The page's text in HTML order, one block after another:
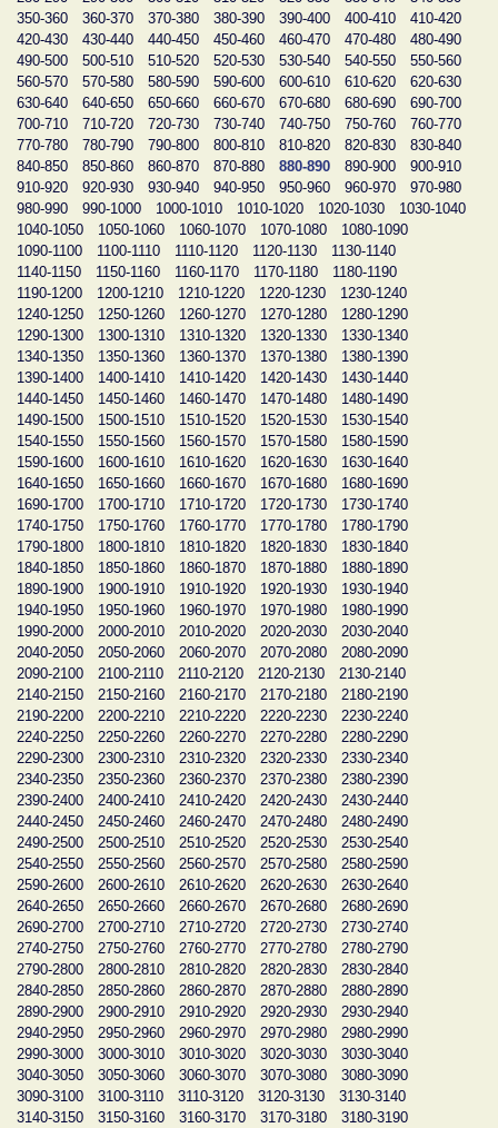
350-360
360-370 370-380 380-390 390-400 400-410
410-420
420-430
430-440 440-450 450-460 460-470 470-480
480-490
490-500
500-510 510-520 520-530 530-540 540-550
550-560
560-570
570-580 580-590 590-600 600-610 610-620
620-630
630-640
640-650 650-660 660-670 670-680 680-690
690-700
700-710
710-720 720-730 730-740 740-750 750-760
760-770
770-780
780-790 790-800 800-810 810-820 820-830
830-840
840-850
850-860 860-870 870-880 880-890 890-900
900-910
910-920
920-930 930-940 940-950 950-960 960-970
970-980
980-990
990-1000 1000-1010 1010-1020 1020-1030
1030-1040
1040-1050
1050-1060 1060-1070 1070-1080
1080-1090
1090-1100
1100-1110 1110-1120 1120-1130
1130-1140
1140-1150
1150-1160 1160-1170 1170-1180
1180-1190
1190-1200
1200-1210 1210-1220 1220-1230
1230-1240
1240-1250
1250-1260 1260-1270 1270-1280
1280-1290
1290-1300
1300-1310 1310-1320 1320-1330
1330-1340
1340-1350
1350-1360 1360-1370 1370-1380
1380-1390
1390-1400
1400-1410 1410-1420 1420-1430
1430-1440
1440-1450
1450-1460 1460-1470 1470-1480
1480-1490
1490-1500
1500-1510 1510-1520 1520-1530
1530-1540
1540-1550
1550-1560 1560-1570 1570-1580
1580-1590
1590-1600
1600-1610 1610-1620 1620-1630
1630-1640
1640-1650
1650-1660 1660-1670 1670-1680
1680-1690
1690-1700
1700-1710 1710-1720 1720-1730
1730-1740
1740-1750
1750-1760 1760-1770 1770-1780
1780-1790
1790-1800
1800-1810 1810-1820 1820-1830
1830-1840
1840-1850
1850-1860 1860-1870 1870-1880
1880-1890
1890-1900
1900-1910 1910-1920 1920-1930
1930-1940
1940-1950
1950-1960 1960-1970 1970-1980
1980-1990
1990-2000
2000-2010 2010-2020 2020-2030
2030-2040
2040-2050
2050-2060 2060-2070 2070-2080
2080-2090
2090-2100
2100-2110 2110-2120 2120-2130
2130-2140
2140-2150
2150-2160 2160-2170 2170-2180
2180-2190
2190-2200
2200-2210 2210-2220 2220-2230
2230-2240
2240-2250
2250-2260 2260-2270 2270-2280
2280-2290
2290-2300
2300-2310 2310-2320 2320-2330
2330-2340
2340-2350
2350-2360 2360-2370 2370-2380
2380-2390
2390-2400
2400-2410 2410-2420 2420-2430
2430-2440
2440-2450
2450-2460 2460-2470 2470-2480
2480-2490
2490-2500
2500-2510 2510-2520 2520-2530
2530-2540
2540-2550
2550-2560 2560-2570 2570-2580
2580-2590
2590-2600
2600-2610 2610-2620 2620-2630
2630-2640
2640-2650
2650-2660 2660-2670 2670-2680
2680-2690
2690-2700
2700-2710 2710-2720 2720-2730
2730-2740
2740-2750
2750-2760 2760-2770 2770-2780
2780-2790
2790-2800
2800-2810 2810-2820 2820-2830
2830-2840
2840-2850
2850-2860 2860-2870 2870-2880
2880-2890
2890-2900
2900-2910 2910-2920 2920-2930
2930-2940
2940-2950
2950-2960 2960-2970 2970-2980
2980-2990
2990-3000
3000-3010 3010-3020 3020-3030
3030-3040
3040-3050
3050-3060 3060-3070 3070-3080
3080-3090
3090-3100
3100-3110 3110-3120 3120-3130
3130-3140
3140-3150
3150-3160 3160-3170 3170-3180
3180-3190